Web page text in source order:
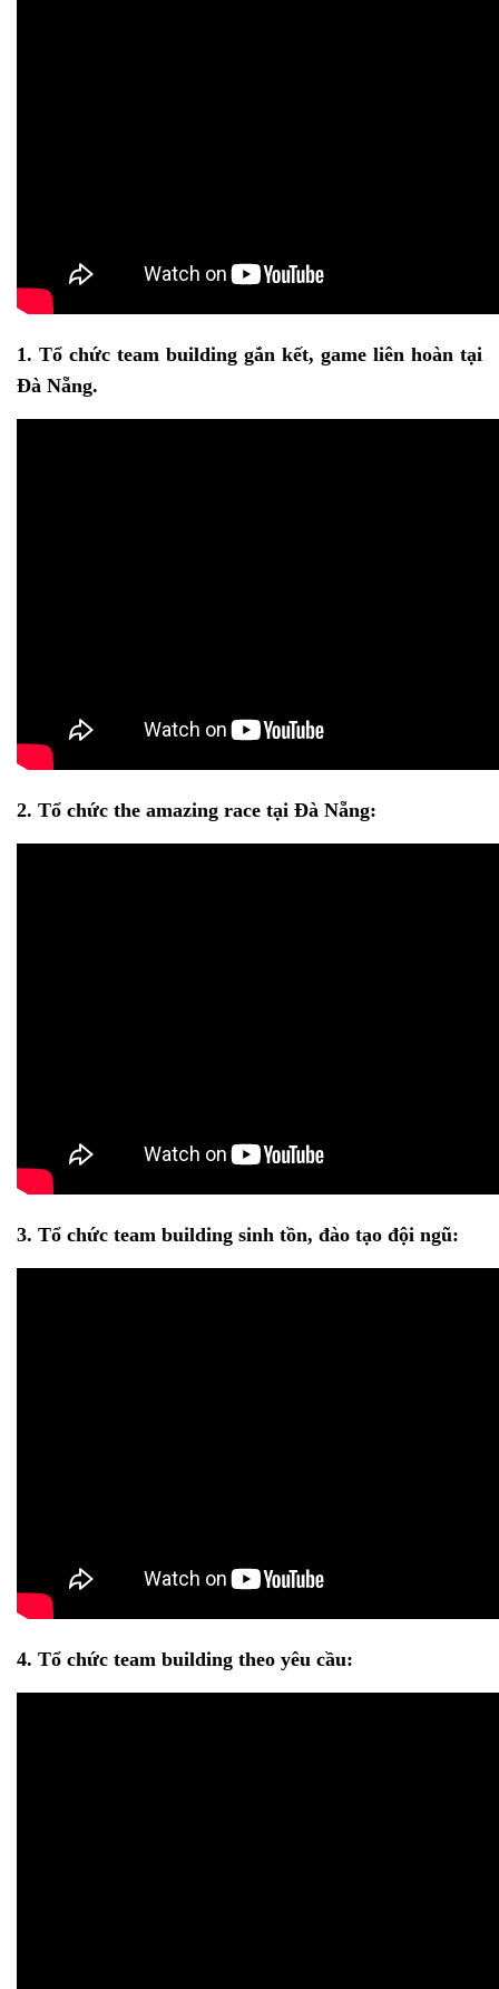
1. Tổ chức team building gắn kết, game liên hoàn tại
Đà Nẵng.
2. Tổ chức the amazing race tại Đà Nẵng:
3. Tổ chức team building sinh tồn, đào tạo đội ngũ:
4. Tổ chức team building theo yêu cầu: